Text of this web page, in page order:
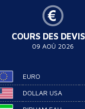
COURS DES
09 AOÛ 2026
EURO
DOLLAR USA